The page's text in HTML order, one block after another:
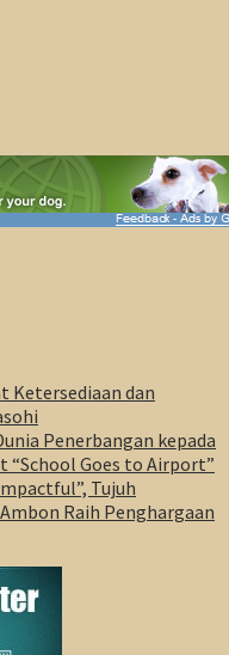
Ketersediaan dan
Penerbangan kepada
“School Goes to Airport”
Tujuh
Raih Penghargaan